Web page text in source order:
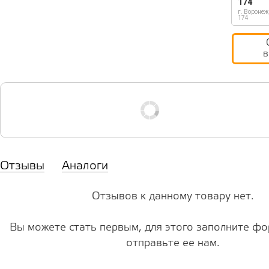
г.
174
Отзывы Аналоги
Отзывов к данному товару нет.
Вы можете стать первым, для этого заполните
отправьте ее нам.